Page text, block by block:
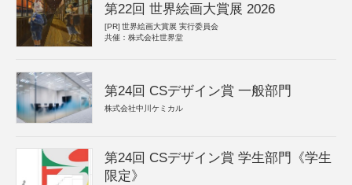
第22回 世界絵画大賞展 2026
[PR] 世界絵画大賞展 実行委員会
共催：株式会社世界堂
第24回 CSデザイン賞 一般部門
株式会社中川ケミカル
第24回 CSデザイン賞 学生部門《学生
限定》